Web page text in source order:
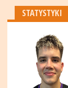
STATYSTYKI